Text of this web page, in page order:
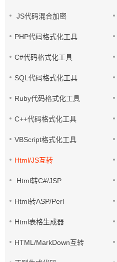
JS代码混合加密
PHP代码格式化工具
C#代码格式化工具
SQL代码格式化工具
Ruby代码格式化工具
C++代码格式化工具
VBScript格式化工具
Html/JS互转
Html转C#/JSP
Html转ASP/Perl
Html表格生成器
HTML/MarkDown互转